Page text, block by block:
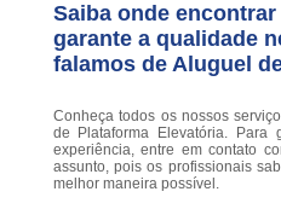
Saiba onde
garante a qualidade
falamos de Aluguel
Conheça todos os nossos
de Plataforma Elevatória.
experiência, entre em contato
assunto, pois os profissionais
melhor maneira possível.